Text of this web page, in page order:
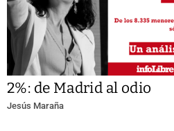
2%: de Madrid al odio
Jesús Maraña